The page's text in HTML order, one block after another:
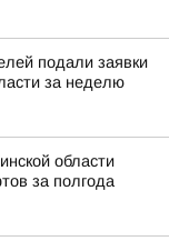
подали заявки
за неделю
области
за полгода